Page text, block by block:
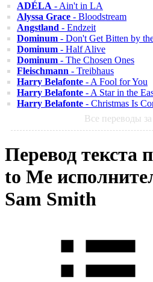
ADÉLA - Ain't in LA
Alyssa Grace - Bloodstream
Angstland - Endzeit
Dominum - Don't Get Bitten by
Dominum - Half Alive
Dominum - The Chosen Ones
Fleischmann - Treibhaus
Harry Belafonte - A Fool for You
Harry Belafonte - A Star in the
Harry Belafonte - Christmas Is
Все переводы за
Перевод текста
to Me
Sam Smith